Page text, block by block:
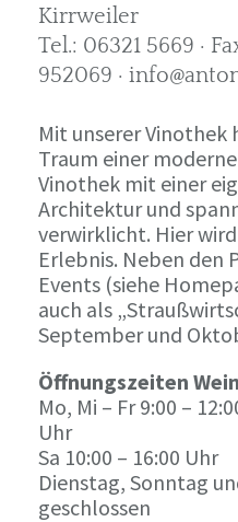
Kirrweiler
Tel.: 06321 5669 ·
952069 ·
Mit unserer Vinothek
Traum einer
Vinothek mit einer
Architektur und
verwirklicht. Hier
Erlebnis. Neben den
Events (siehe
auch als
September und
Öffnungszeiten
Mo, Mi – Fr 9:00 –
Uhr
Sa 10:00 – 16:00 Uhr
Dienstag, Sonntag
geschlossen